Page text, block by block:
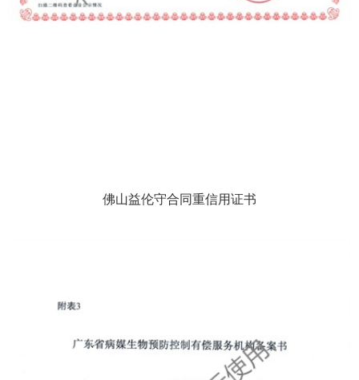
佛山益伦守合同重信用证书